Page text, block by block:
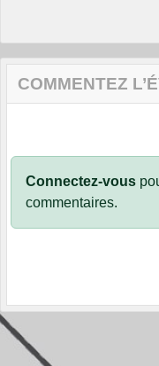
COMMENTEZ
Connectez-vous
commentaires.